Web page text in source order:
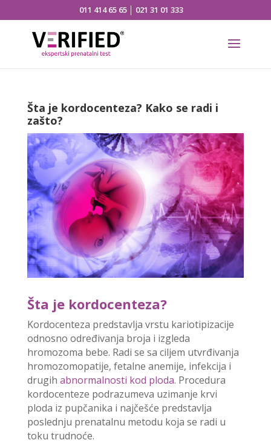
011 414 65 65 021 31 01 333
Šta je kordocenteza? Kako se radi i
zašto?
Šta je kordocenteza?
Kordocenteza predstavlja vrstu kariotipizacije
odnosno određivanja broja i izgleda
hromozoma bebe. Radi se sa ciljem utvrđivanja
hromozomopatije, fetalne anemije, infekcija i
drugih abnormalnosti kod ploda. Procedura
kordocenteze podrazumeva uzimanje krvi
ploda iz pupčanika i najčešće predstavlja
poslednju prenatalnu metodu koja se radi u
toku trudnoće.